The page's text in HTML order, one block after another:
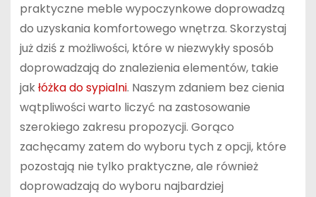
praktyczne meble wypoczynkowe doprowadzą
do uzyskania komfortowego wnętrza. Skorzystaj
już dziś z możliwości, które w niezwykły sposób
doprowadzają do znalezienia elementów, takie
jakłóżka do sypialni. Naszym zdaniem bez cienia
wątpliwości warto liczyć na zastosowanie
szerokiego zakresu propozycji. Gorąco
zachęcamy zatem do wyboru tych z opcji, które
pozostają nie tylko praktyczne, ale również
doprowadzają do wyboru najbardziej